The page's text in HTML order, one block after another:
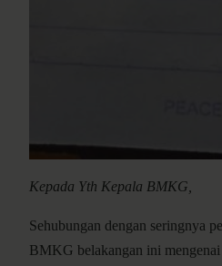
Kepada Yth Kepala BMKG,
Sehubungan dengan seringnya
BMKG belakangan ini